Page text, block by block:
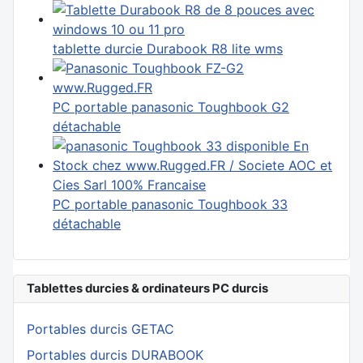
Tablettes durcies & ordinateurs PC durcis
Portables durcis GETAC
Portables durcis DURABOOK
tablette durcie Durabook R8 lite wms
PC portable panasonic Toughbook G2
détachable
PC portable panasonic Toughbook 33
détachable